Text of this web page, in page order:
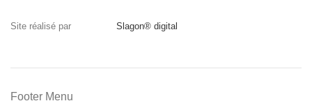
Site réalisé par Slagon® digital
Footer Menu